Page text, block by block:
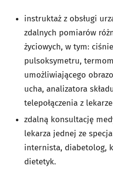
instruktaż z obsługi
zdalnych pomiarów
życiowych, w tym:
pulsoksymetru,
umożliwiającego
ucha, analizatora
telepołączenia z
zdalną konsultację
lekarza jednej ze
internista, diabetolog,
dietetyk.